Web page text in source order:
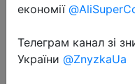
2020-06-12
2 зубных
економії
Телеграм канал зі
України @ZnyzkaUa